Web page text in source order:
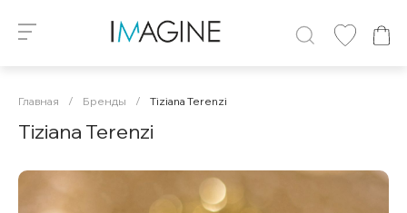
Главная / Бренды / Tiziana Terenzi
Tiziana Terenzi